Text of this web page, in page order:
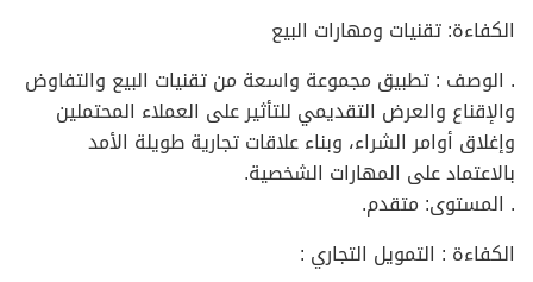
الكفاءة: تقنيات ومهارات البيع
. الوصف : تطبيق مجموعة واسعة من تقنيات البيع والتفاوض
والإقناع والعرض التقديمي للتأثير على العملاء المحتملين
وإغلاق أوامر الشراء، وبناء علاقات تجارية طويلة الأمد
بالاعتماد على المهارات الشخصية.
. المستوى: متقدم.
الكفاءة : التمويل التجاري :